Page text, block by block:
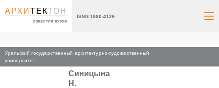
АРХИТЕКТОН
ИЗВЕСТИЯ ВУЗОВ
ISSN 1990-4126
Уральский государственный архитектурно-художественный
университет
Главная
Синицына
Н.